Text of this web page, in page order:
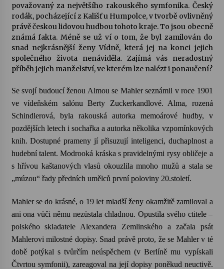
Veselí muzikanti
30. 7. 2026
Pozvánka na integrační festival Quijotova
šedesátka: 28. 7.–1. 8. 2026
Letní koncerty ve Stromovce: Kolchoz a
Jenakaši
28. 7. 2026
Votavžatský ploty
23. 7. 2026
Letní koncerty ve Stromovce: Rufus Miller
22. 7. 2026
Vysočinka
17. 7. 2026
považovaný za největšího rakouského symfonika. Český
rodák, pocházející z Kališť u Humpolce, v tvorbě ovlivněný
právě českou lidovou hudbou tohoto kraje. To jsou obecně
známá fakta. Méně se už ví o tom, že byl zamilován do
snad nejkrásnější ženy Vídně, která jej na konci jejich
společného života nenáviděla. Zajímá vás neradostný
příběh jejich manželství, ve kterém lze nalézt i ponaučení?
Se svojí budoucí ženou Almou se Mahler seznámil v roce 1901
ve vídeňském salónu Berty Zuckerkandlové. Alma, rozená
Schindlerová, byla rakouská autorka memoárové hudby, v
pozdějších letech i sochařka a autorka několika vzpomínkových
knih.Dostupné prameny jí přisuzují inteligenci, duchaplnost a
hudební talent. Modrooká kráska s pravidelnými rysy obličeje a
s hřívou kaštanových vlasů okouzlila mnoho mužů a stala se
„múzou“ řady předních umělců první poloviny 20.století.
Mahler se do krásné, o 19 let mladší ženy okamžitě zamiloval a
ani ona vůči němu nezůstala chladnou. Opustila svého ctitele –
polského skladatele Alexandera Zemlinského a začala psát
Mahlerovi milostné dopisy. Snad právě proto, že se Mahler v té
době potýkal s tvůrčím neúspěchem (v Berlíně mu vypískali
Čtvrtou symfonii), zareagoval na její dopisy poněkud neuctivě.